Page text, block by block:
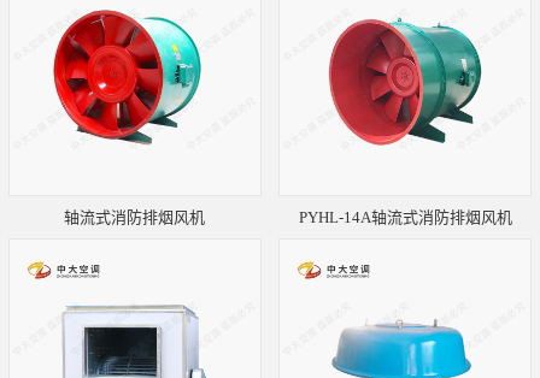
轴流式消防排烟风机 PYHL-14A轴流式消防排烟风机